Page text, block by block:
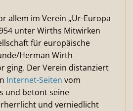
allem im Verein „Ur-Europa
unter Wirths Mitwirken
für europäische
Herman Wirth
ging. Der Verein distanziert
Internet-Seiten vom
und betont seine
und verniedlicht